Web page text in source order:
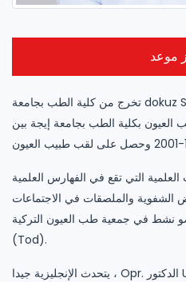
موعد
تخرج من كلية الطب بجامعة dokuz September في عام 1996. أكمل
بكلية الطب بجامعة إيجة بين
التي تقع في الفهارس العلمية
الشفوية والملصقات في الاجتماعات
نشط في جمعية طب العيون التركية
(Tod).